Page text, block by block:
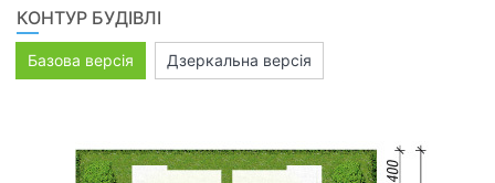
КОНТУР БУДІВЛІ
Базова версія Дзеркальна версія